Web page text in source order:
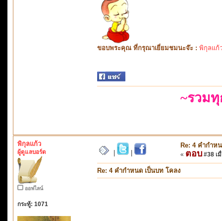
ขอบพระคุณ ที่กรุณาเยี่ยมชมนะจ๊ะ : พิกุลแก้
~รวม
พิกุลแก้ว
ผู้ดูแลบอร์ด
ออฟไลน์
กระทู้: 1071
Re: 4 คำกำห
« ตอบ #38 เ
Re: 4 คำกำหนด เป็นบท โคลง